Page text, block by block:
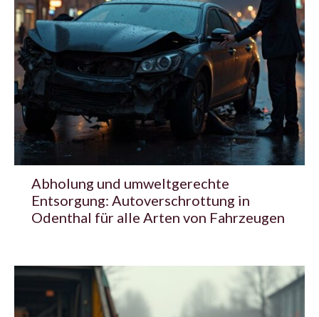
Abholung und umweltgerechte
Entsorgung: Autoverschrottung in
Odenthal für alle Arten von Fahrzeugen